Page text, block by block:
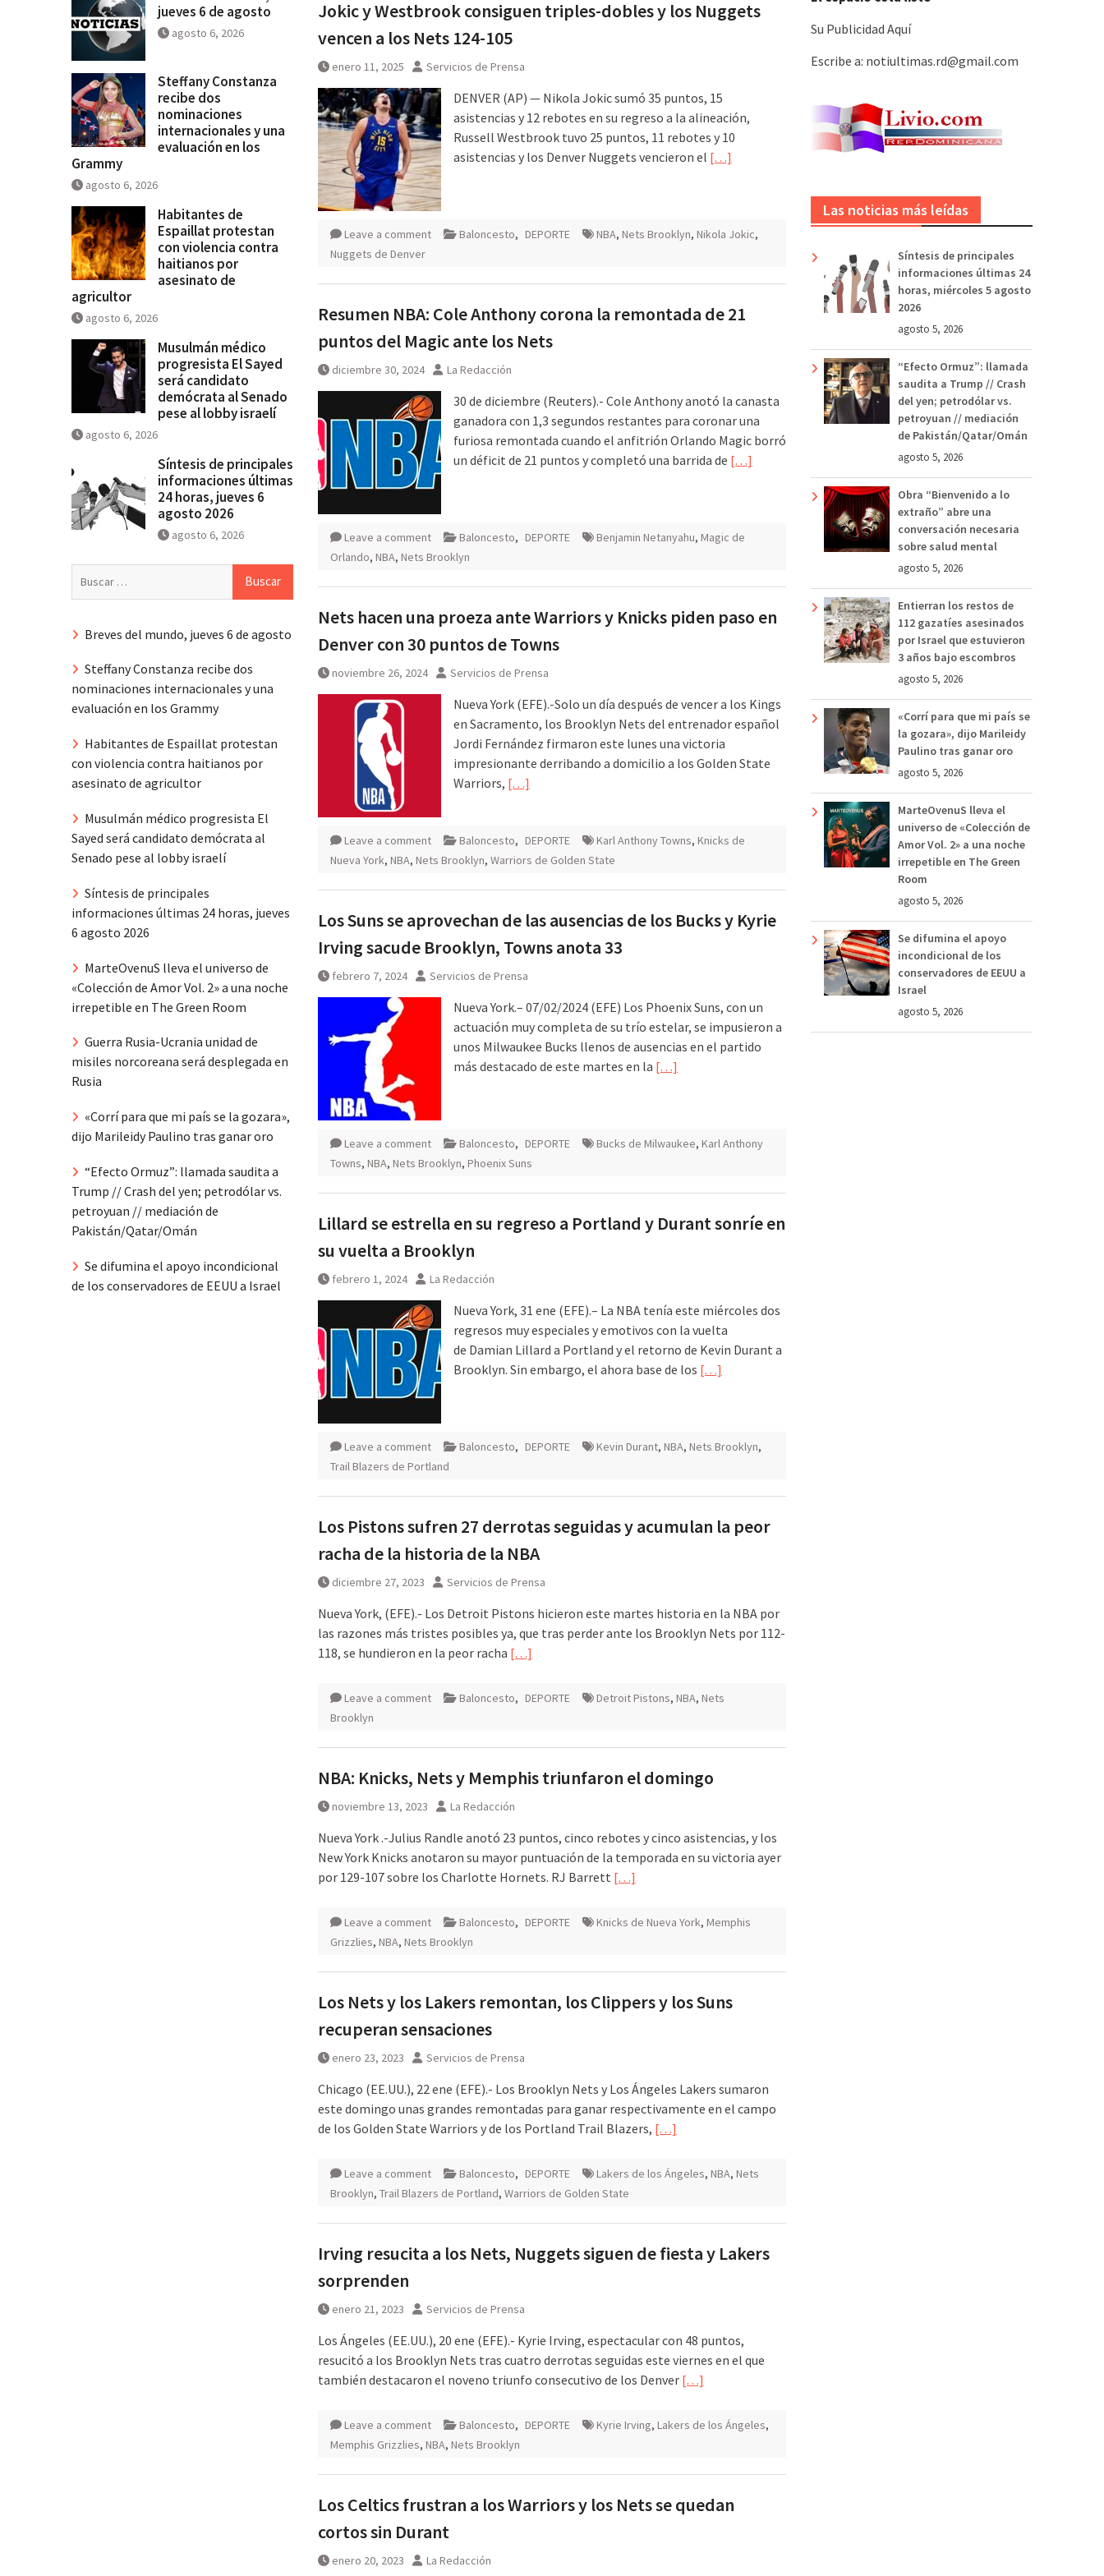
Jokic y Westbrook consiguen triples-dobles y los Nuggets
vencen a los Nets 124-105
enero 11, 2025 Servicios de Prensa
DENVER (AP) — Nikola Jokic sumó 35 puntos, 15
asistencias y 12 rebotes en su regreso a la alineación,
Russell Westbrook tuvo 25 puntos, 11 rebotes y 10
asistencias y los Denver Nuggets vencieron el […]
Leave a comment Baloncesto, DEPORTE NBA, Nets Brooklyn, Nikola Jokic,
Nuggets de Denver
Resumen NBA: Cole Anthony corona la remontada de 21
puntos del Magic ante los Nets
diciembre 30, 2024 La Redacción
30 de diciembre (Reuters).- Cole Anthony anotó la canasta
ganadora con 1,3 segundos restantes para coronar una
furiosa remontada cuando el anfitrión Orlando Magic borró
un déficit de 21 puntos y completó una barrida de […]
Leave a comment Baloncesto, DEPORTE Benjamin Netanyahu, Magic de
Orlando, NBA, Nets Brooklyn
Nets hacen una proeza ante Warriors y Knicks piden paso en
Denver con 30 puntos de Towns
noviembre 26, 2024 Servicios de Prensa
Nueva York (EFE).-Solo un día después de vencer a los Kings
en Sacramento, los Brooklyn Nets del entrenador español
Jordi Fernández firmaron este lunes una victoria
impresionante derribando a domicilio a los Golden State
Warriors, […]
Leave a comment Baloncesto, DEPORTE Karl Anthony Towns, Knicks de
Nueva York, NBA, Nets Brooklyn, Warriors de Golden State
Los Suns se aprovechan de las ausencias de los Bucks y Kyrie
Irving sacude Brooklyn, Towns anota 33
febrero 7, 2024 Servicios de Prensa
Nueva York.– 07/02/2024 (EFE) Los Phoenix Suns, con un
actuación muy completa de su trío estelar, se impusieron a
unos Milwaukee Bucks llenos de ausencias en el partido
más destacado de este martes en la […]
Leave a comment Baloncesto, DEPORTE Bucks de Milwaukee, Karl Anthony
Towns, NBA, Nets Brooklyn, Phoenix Suns
Lillard se estrella en su regreso a Portland y Durant sonríe en
su vuelta a Brooklyn
febrero 1, 2024 La Redacción
Nueva York, 31 ene (EFE).– La NBA tenía este miércoles dos
regresos muy especiales y emotivos con la vuelta
de Damian Lillard a Portland y el retorno de Kevin Durant a
Brooklyn. Sin embargo, el ahora base de los […]
Leave a comment Baloncesto, DEPORTE Kevin Durant, NBA, Nets Brooklyn,
Trail Blazers de Portland
Los Pistons sufren 27 derrotas seguidas y acumulan la peor
racha de la historia de la NBA
diciembre 27, 2023 Servicios de Prensa
Nueva York, (EFE).- Los Detroit Pistons hicieron este martes historia en la NBA por
las razones más tristes posibles ya, que tras perder ante los Brooklyn Nets por 112-
118, se hundieron en la peor racha […]
Leave a comment Baloncesto, DEPORTE Detroit Pistons, NBA, Nets
Brooklyn
NBA: Knicks, Nets y Memphis triunfaron el domingo
noviembre 13, 2023 La Redacción
Nueva York .-Julius Randle anotó 23 puntos, cinco rebotes y cinco asistencias, y los
New York Knicks anotaron su mayor puntuación de la temporada en su victoria ayer
por 129-107 sobre los Charlotte Hornets. RJ Barrett […]
Leave a comment Baloncesto, DEPORTE Knicks de Nueva York, Memphis
Grizzlies, NBA, Nets Brooklyn
Los Nets y los Lakers remontan, los Clippers y los Suns
recuperan sensaciones
enero 23, 2023 Servicios de Prensa
Chicago (EE.UU.), 22 ene (EFE).- Los Brooklyn Nets y Los Ángeles Lakers sumaron
este domingo unas grandes remontadas para ganar respectivamente en el campo
de los Golden State Warriors y de los Portland Trail Blazers, […]
Leave a comment Baloncesto, DEPORTE Lakers de los Ángeles, NBA, Nets
Brooklyn, Trail Blazers de Portland, Warriors de Golden State
Irving resucita a los Nets, Nuggets siguen de fiesta y Lakers
sorprenden
enero 21, 2023 Servicios de Prensa
Los Ángeles (EE.UU.), 20 ene (EFE).- Kyrie Irving, espectacular con 48 puntos,
resucitó a los Brooklyn Nets tras cuatro derrotas seguidas este viernes en el que
también destacaron el noveno triunfo consecutivo de los Denver […]
Leave a comment Baloncesto, DEPORTE Kyrie Irving, Lakers de los Ángeles,
Memphis Grizzlies, NBA, Nets Brooklyn
Los Celtics frustran a los Warriors y los Nets se quedan
cortos sin Durant
enero 20, 2023 La Redacción
Su Publicidad Aquí
Escribe a: notiultimas.rd@gmail.com
Las noticias más leídas
Síntesis de principales
informaciones últimas 24
horas, miércoles 5 agosto
2026
agosto 5, 2026
“Efecto Ormuz”: llamada
saudita a Trump // Crash
del yen; petrodólar vs.
petroyuan // mediación
de Pakistán/Qatar/Omán
agosto 5, 2026
Obra “Bienvenido a lo
extraño” abre una
conversación necesaria
sobre salud mental
agosto 5, 2026
Entierran los restos de
112 gazatíes asesinados
por Israel que estuvieron
3 años bajo escombros
agosto 5, 2026
«Corrí para que mi país se
la gozara», dijo Marileidy
Paulino tras ganar oro
agosto 5, 2026
MarteOvenuS lleva el
universo de «Colección de
Amor Vol. 2» a una noche
irrepetible en The Green
Room
agosto 5, 2026
Se difumina el apoyo
incondicional de los
conservadores de EEUU a
Israel
agosto 5, 2026
jueves 6 de agosto
agosto 6, 2026
Steffany Constanza
recibe dos
nominaciones
internacionales y una
evaluación en los
Grammy
agosto 6, 2026
Habitantes de
Espaillat protestan
con violencia contra
haitianos por
asesinato de
agricultor
agosto 6, 2026
Musulmán médico
progresista El Sayed
será candidato
demócrata al Senado
pese al lobby israelí
agosto 6, 2026
Síntesis de principales
informaciones últimas
24 horas, jueves 6
agosto 2026
agosto 6, 2026
Breves del mundo, jueves 6 de agosto
Steffany Constanza recibe dos
nominaciones internacionales y una
evaluación en los Grammy
Habitantes de Espaillat protestan
con violencia contra haitianos por
asesinato de agricultor
Musulmán médico progresista El
Sayed será candidato demócrata al
Senado pese al lobby israelí
Síntesis de principales
informaciones últimas 24 horas, jueves
6 agosto 2026
MarteOvenuS lleva el universo de
«Colección de Amor Vol. 2» a una noche
irrepetible en The Green Room
Guerra Rusia-Ucrania unidad de
misiles norcoreana será desplegada en
Rusia
«Corrí para que mi país se la gozara»,
dijo Marileidy Paulino tras ganar oro
“Efecto Ormuz”: llamada saudita a
Trump // Crash del yen; petrodólar vs.
petroyuan // mediación de
Pakistán/Qatar/Omán
Se difumina el apoyo incondicional
de los conservadores de EEUU a Israel